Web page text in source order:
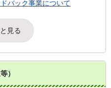
バック事業について
見る
）